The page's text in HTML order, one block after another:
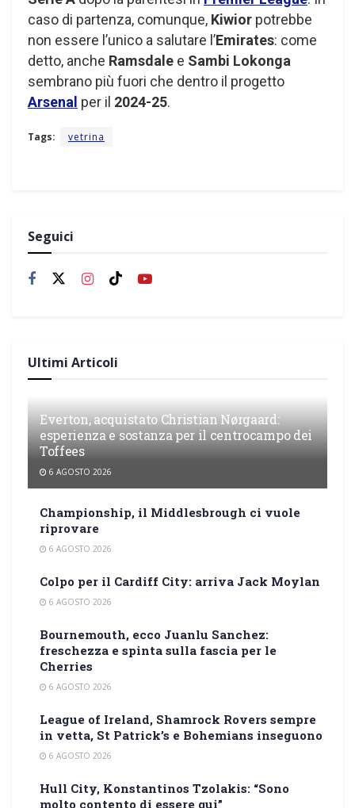
caso di partenza, comunque, Kiwior potrebbe
non essere l’unico a salutare l’Emirates: come
detto, anche Ramsdale e Sambi Lokonga
sembrano più fuori che dentro il progetto
Arsenal per il 2024-25.
Tags: vetrina
Seguici
Ultimi Articoli
Everton, acquistato Christian Nørgaard:
esperienza e sostanza per il centrocampo dei
Toffees
6 AGOSTO 2026
Championship, il Middlesbrough ci vuole
riprovare
6 AGOSTO 2026
Colpo per il Cardiff City: arriva Jack Moylan
6 AGOSTO 2026
Bournemouth, ecco Juanlu Sanchez:
freschezza e spinta sulla fascia per le
Cherries
6 AGOSTO 2026
League of Ireland, Shamrock Rovers sempre
in vetta, St Patrick’s e Bohemians inseguono
6 AGOSTO 2026
Hull City, Konstantinos Tzolakis: “Sono
molto contento di essere qui”